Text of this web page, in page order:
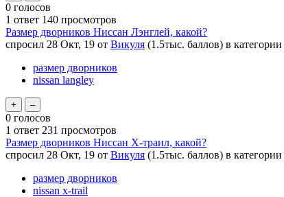
0 голосов
1 ответ 140 просмотров
Размер дворников Ниссан Лэнглей, какой?
спросил 28 Окт, 19 от Викуля (1.5тыс. баллов) в категории
размер дворников
nissan langley
0 голосов
1 ответ 231 просмотров
Размер дворников Ниссан Х-траил, какой?
спросил 28 Окт, 19 от Викуля (1.5тыс. баллов) в категории
размер дворников
nissan x-trail